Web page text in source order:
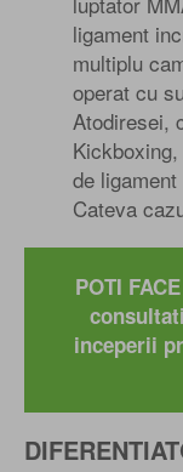
ligament
multiplu
operat cu
Atodiresei,
de
Cateva
POTI
inceperii